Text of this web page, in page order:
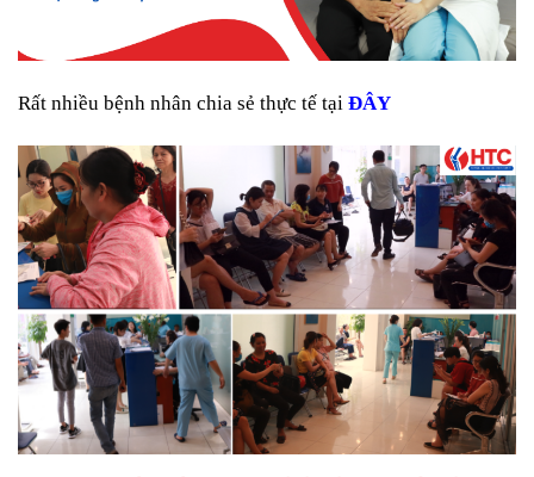
Rất nhiều bệnh nhân chia sẻ thực tế tại ĐÂY